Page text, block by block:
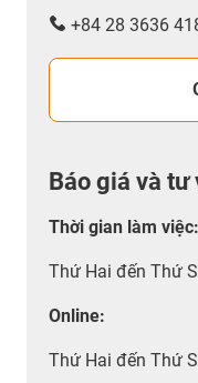
+84 28 3636
Báo giá và tư
Thời gian làm việc:
Thứ Hai đến Thứ
Online:
Thứ Hai đến Thứ